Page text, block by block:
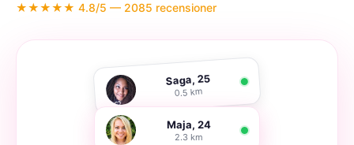
★★★★★ 4.8/5 — 2085 recensioner
Saga, 25
0.5 km
Maja, 24
2.3 km